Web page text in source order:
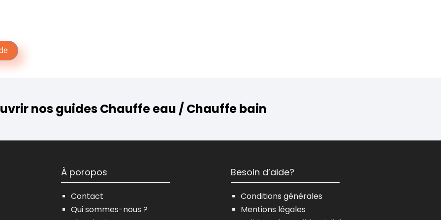
nos guides Chauffe eau / Chauffe bain
À poropos
Contact
Qui sommes-nous ?
Besoin d’aide?
Conditions générales
Mentions légales